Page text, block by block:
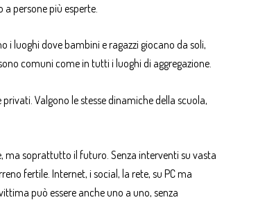
persone più esperte.
i luoghi dove bambini e ragazzi giocano da soli,
comuni come in tutti i luoghi di aggregazione.
Valgono le stesse dinamiche della scuola,
ma soprattutto il futuro. Senza interventi su vasta
fertile. Internet, i social, la rete, su PC ma
può essere anche uno a uno, senza